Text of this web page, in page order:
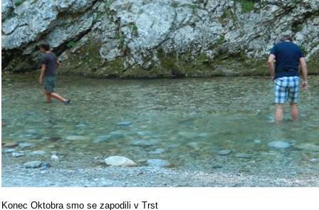
Konec Oktobra smo se zapodili v Trst